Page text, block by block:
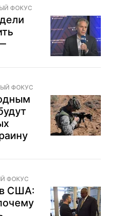
ФОКУС
ФОКУС
ФОКУС
в США: